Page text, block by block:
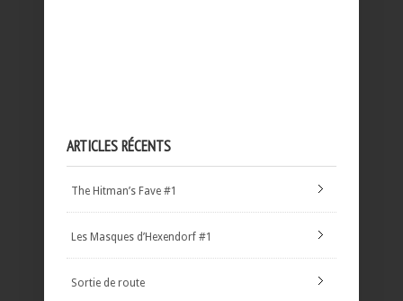
ARTICLES RÉCENTS
The Hitman’s Fave #1
Les Masques d’Hexendorf #1
Sortie de route